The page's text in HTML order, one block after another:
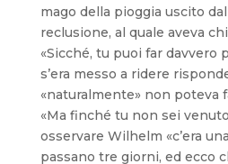
mago della pioggia uscito
reclusione, al quale aveva
«Sicché, tu puoi far davvero
s’era messo a ridere
«naturalmente» non poteva
«Ma finché tu non sei
osservare Wilhelm «c’era
passano tre giorni, ed ecco